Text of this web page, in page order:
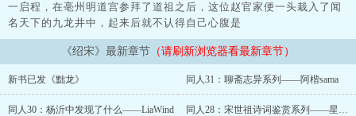
一启程，在亳州明道宫参拜了道祖之后，这位赵官家便一头栽入了闻
名天下的九龙井中，起来后就不认得自己心腹是
《绍宋》最新章节 （请刷新浏览器看最新章节）
新书已发《黜龙》 同人31：聊斋志异系列——阿楷sama
同人30：杨沂中发现了什么——LiaWind 同人28：宋世祖诗词鉴赏系列——星星下的小狼